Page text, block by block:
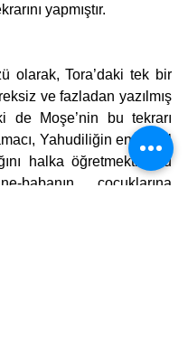
yapmıştır.
olarak, Tora’daki tek bir
ve fazladan yazılmış
de Moşe’nin bu tekrarı
Yahudiliğin en temel
halka öğretmektir. Bu
babanın, çocuklarına